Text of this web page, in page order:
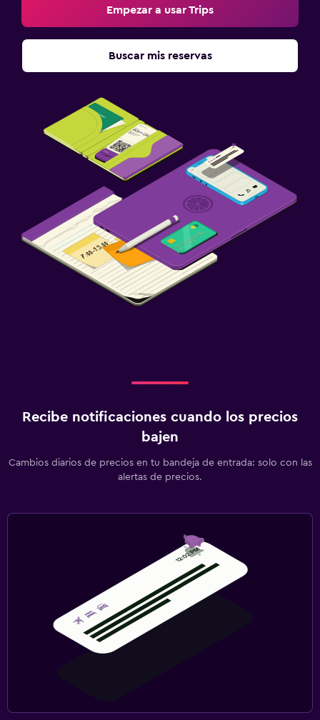
Empezar a usar Trips
Buscar mis reservas
Recibe notificaciones cuando los precios
bajen
Cambios diarios de precios en tu bandeja de entrada: solo con las
alertas de precios.